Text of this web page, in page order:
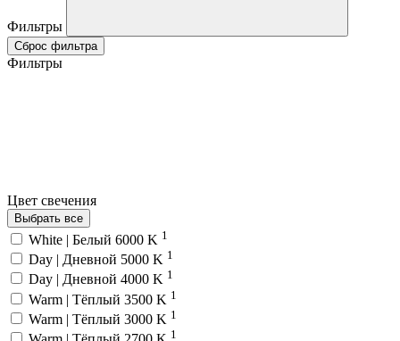
Фильтры
Сброс фильтра
Фильтры
Цвет свечения
Выбрать все
White | Белый 6000 K 1
Day | Дневной 5000 K 1
Day | Дневной 4000 K 1
Warm | Тёплый 3500 K 1
Warm | Тёплый 3000 K 1
1